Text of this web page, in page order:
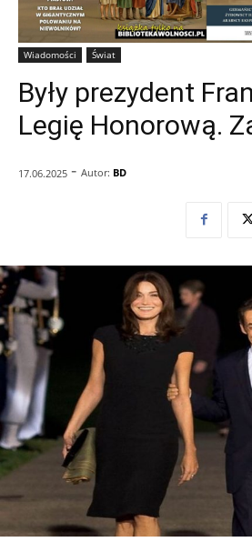
Wiadomości Świat
Były prezydent
Legię Honorową.
17.06.2025 - Autor: BD